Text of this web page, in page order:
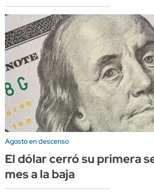
Agosto en descenso
El dólar cerró su primera
mes a la baja